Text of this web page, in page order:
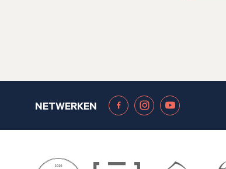
NETWERKEN